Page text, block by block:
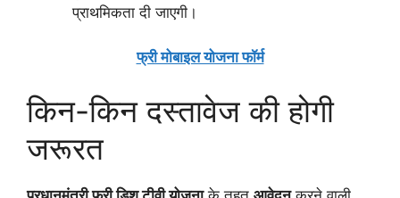
प्राथमिकता दी जाएगी।
फ्री मोबाइल योजना फॉर्म
किन-किन दस्तावेज की होगी
जरूरत